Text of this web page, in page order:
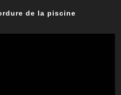
de la piscine